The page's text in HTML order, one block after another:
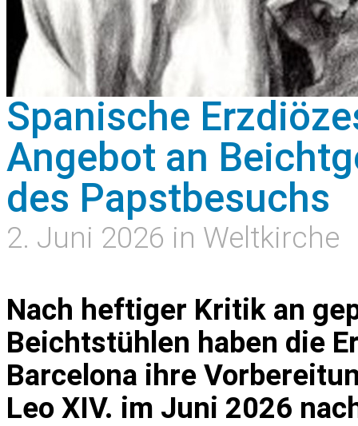
Spanische
Angebot an
des Papstbesuchs
2. Juni 2026 in Weltkirche
Nach heftiger Kritik an
Beichtstühlen haben die
Barcelona ihre
Leo XIV. im Juni 2026